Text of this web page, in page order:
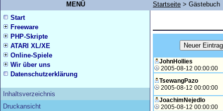
MENÜ Startseite > Gästebuch
Start
Freeware
PHP-Skripte
ATARI XL/XE
Online-Spiele
Wir über uns
Datenschutzerklärung
Inhaltsverzeichnis
Druckansicht
JohnHollies
2005-08-12 00:00:00
TsewangPazo
2005-08-12 00:00:00
JoachimNejedlo
2005-08-12 00:00:00